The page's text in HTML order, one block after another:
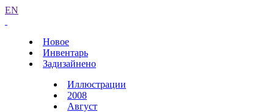
EN
Новое
Инвентарь
Задизайнено
Иллюстрации
2008
Август